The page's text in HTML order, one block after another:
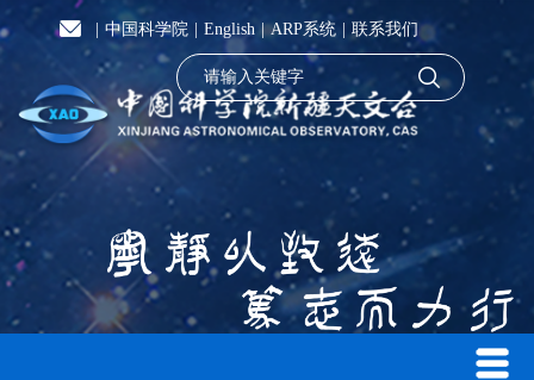
中国科学院 English |ARP系统 联系我们